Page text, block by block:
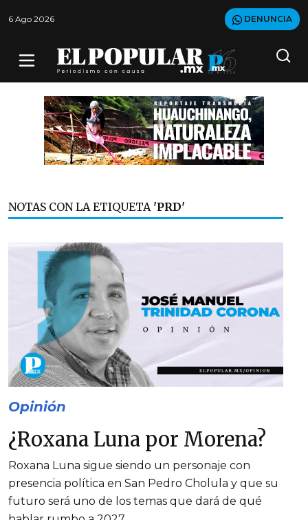
6 Ago 2026 DENUNCIA
NOTAS CON LA ETIQUETA 'PRD'
Opinión
¿Roxana Luna por Morena?
Roxana Luna sigue siendo un personaje con
presencia política en San Pedro Cholula y que su
futuro será uno de los temas que dará de qué